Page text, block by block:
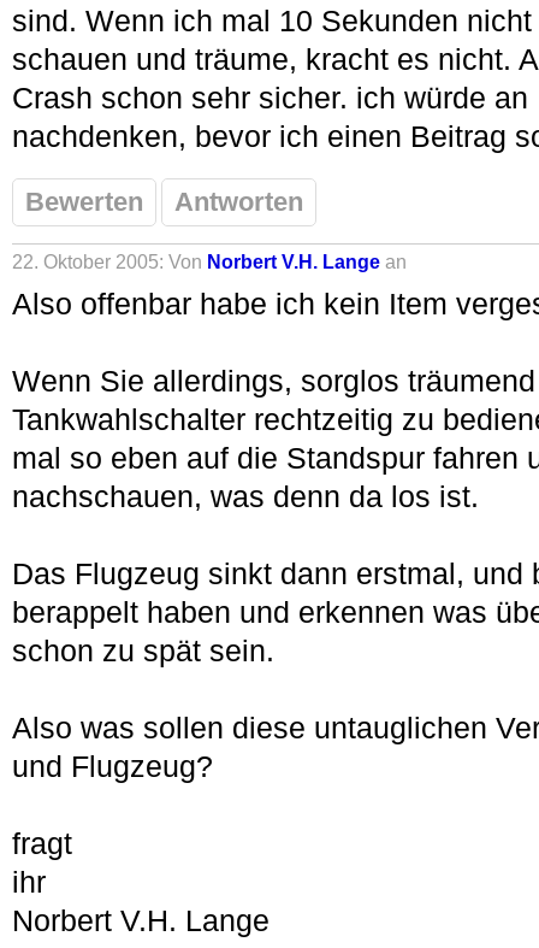
sind. Wenn ich mal 10 Sekunden
schauen und träume, kracht es nicht.
Crash schon sehr sicher. ich würde
nachdenken, bevor ich einen Beitrag
Bewerten Antworten
22. Oktober 2005: Von Norbert V.H. Lange an
Also offenbar habe ich kein Item
Wenn Sie allerdings, sorglos
Tankwahlschalter rechtzeitig zu
mal so eben auf die Standspur fahren
nachschauen, was denn da los ist.
Das Flugzeug sinkt dann erstmal, und
berappelt haben und erkennen was
schon zu spät sein.
Also was sollen diese untauglichen
und Flugzeug?
fragt
ihr
Norbert V.H. Lange